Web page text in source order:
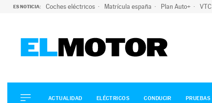
ES NOTICIA: Coches eléctricos Matrícula españa Plan Auto+ VTC
ELÉCTRICOS
CONDUCIR
ACTUALIDAD ELÉCTRICOS CONDUCIR PRUEBAS